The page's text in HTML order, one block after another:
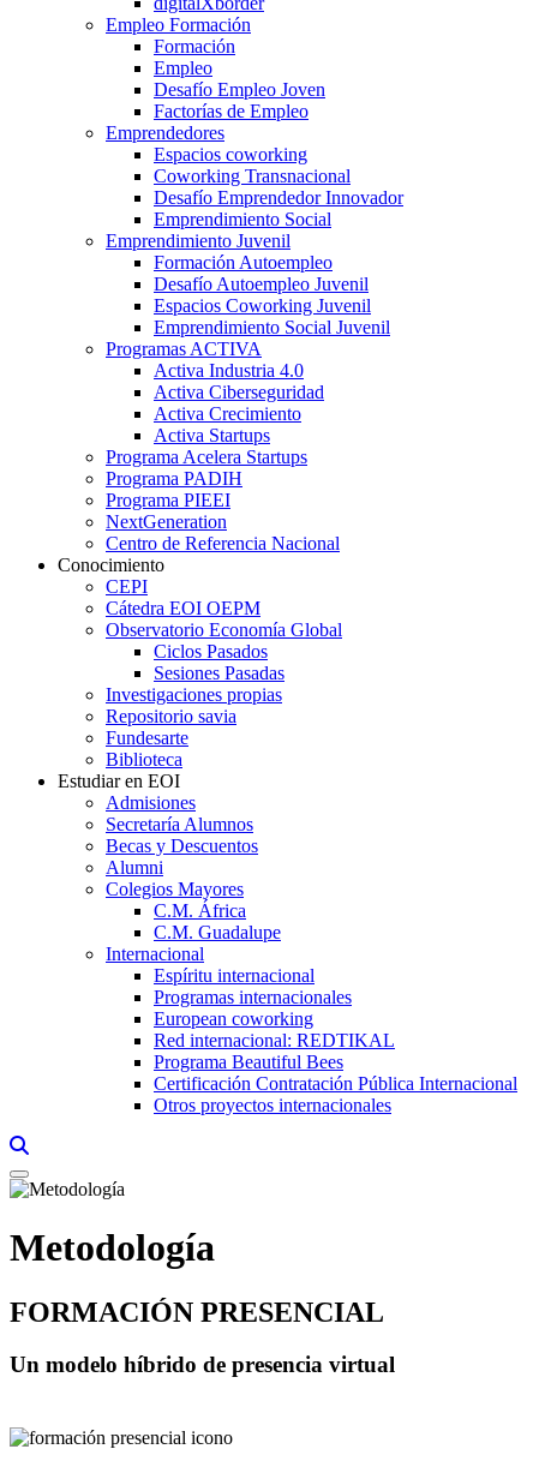
Empleo Formación
Formación
Empleo
Desafío Empleo Joven
Factorías de Empleo
Emprendedores
Espacios coworking
Coworking Transnacional
Desafío Emprendedor Innovador
Emprendimiento Social
Emprendimiento Juvenil
Formación Autoempleo
Desafío Autoempleo Juvenil
Espacios Coworking Juvenil
Emprendimiento Social Juvenil
Programas ACTIVA
Activa Industria 4.0
Activa Ciberseguridad
Activa Crecimiento
Activa Startups
Programa Acelera Startups
Programa PADIH
Programa PIEEI
NextGeneration
Centro de Referencia Nacional
Conocimiento
CEPI
Cátedra EOI OEPM
Observatorio Economía Global
Ciclos Pasados
Sesiones Pasadas
Investigaciones propias
Repositorio savia
Fundesarte
Biblioteca
Estudiar en EOI
Admisiones
Secretaría Alumnos
Becas y Descuentos
Alumni
Colegios Mayores
C.M. África
C.M. Guadalupe
Internacional
Espíritu internacional
Programas internacionales
European coworking
Red internacional: REDTIKAL
Programa Beautiful Bees
Certificación Contratación Pública Internacional
Otros proyectos internacionales
Metodología
FORMACIÓN PRESENCIAL
Un modelo híbrido de presencia virtual